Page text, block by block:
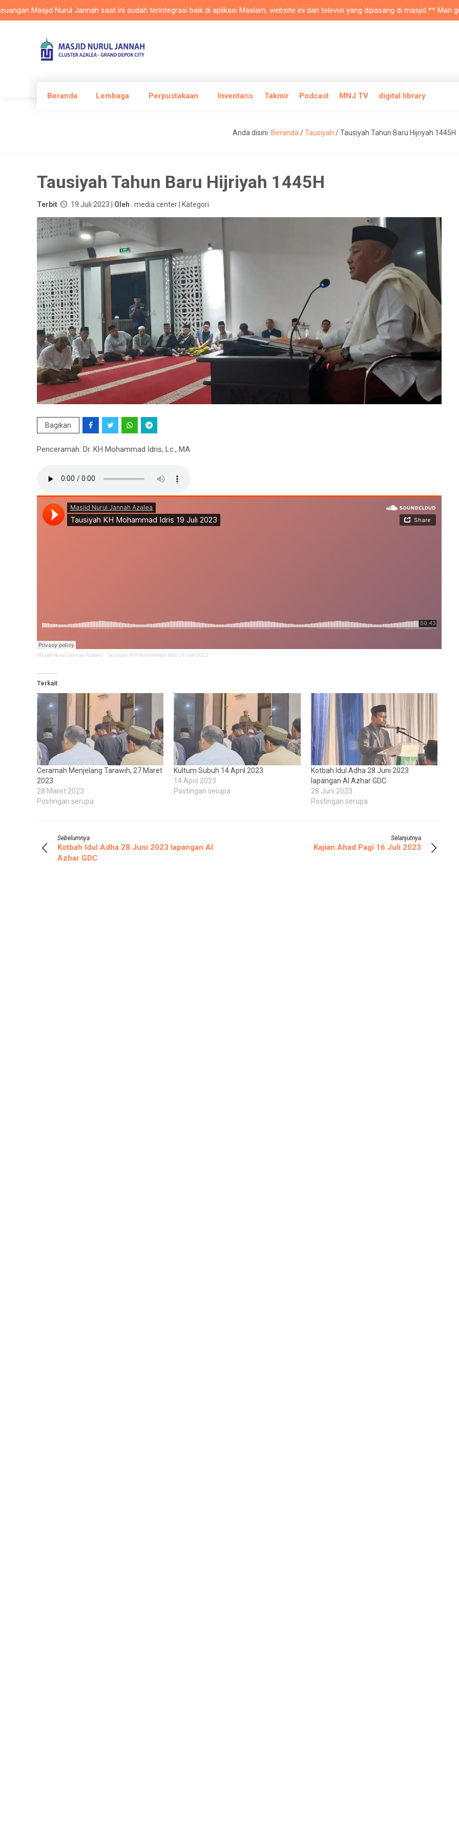
Masjid Nurul Jannah saat ini sudah terintegrasi baik di aplikasi Maslam, website ini dan televisi yang dipasang di masjid ** Mari
Beranda Lembaga Perpustakaan Inventaris Takmir Podcast MNJ TV digital library
Anda disini :Beranda /Tausiyah /Tausiyah Tahun Baru Hijriyah 1445H
Tausiyah Tahun Baru Hijriyah 1445H
Terbit 19 Juli 2023 | Oleh : media center | Kategori
Bagikan
Penceramah: Dr. KH Mohammad Idris, Lc., MA
Masjid Nurul Jannah Azalea · Tausiyah KH Mohammad Idris 19 Juli 2023
Terkait
Ceramah Menjelang Tarawih, 27 Maret
2023
28 Maret 2023
Postingan serupa
Kultum Subuh 14 April 2023
14 April 2023
Postingan serupa
Kotbah Idul Adha 28 Juni 2023
lapangan Al Azhar GDC
28 Juni 2023
Postingan serupa
Sebelumnya
Kotbah Idul Adha 28 Juni 2023 lapangan Al
Azhar GDC
Selanjutnya
Kajian Ahad Pagi 16 Juli 2023